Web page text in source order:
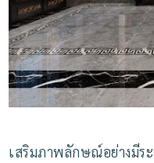
เสริมภาพลักษณ์อย่างมีร